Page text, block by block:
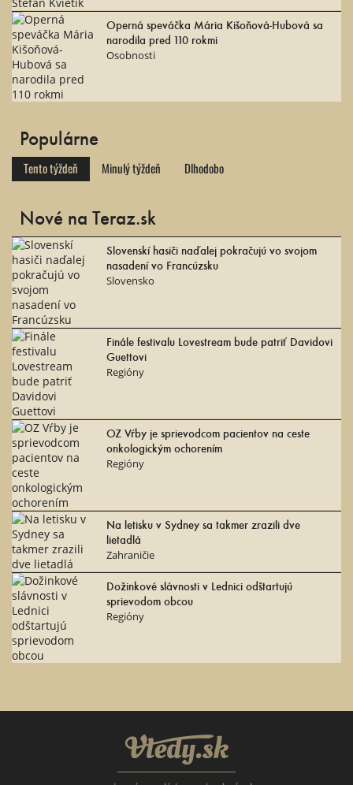
Operná speváčka Mária Kišoňová-Hubová sa
narodila pred 110 rokmi
Osobnosti
Populárne
Tento týždeň Minulý týždeň Dlhodobo
Nové na Teraz.sk
Slovenskí hasiči naďalej pokračujú vo svojom
nasadení vo Francúzsku
Slovensko
Finále festivalu Lovestream bude patriť Davidovi
Guettovi
Regióny
OZ Vŕby je sprievodcom pacientov na ceste
onkologickým ochorením
Regióny
Na letisku v Sydney sa takmer zrazili dve
lietadlá
Zahraničie
Dožinkové slávnosti v Lednici odštartujú
sprievodom obcou
Regióny